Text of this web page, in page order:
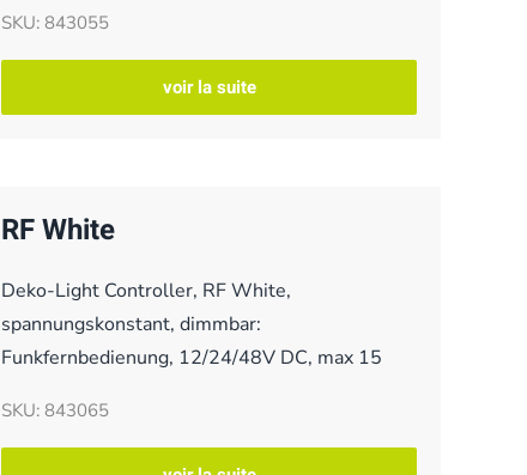
SKU: 843055
voir la suite
RF White
Deko-Light Controller, RF White,
spannungskonstant, dimmbar:
Funkfernbedienung, 12/24/48V DC, max 15
SKU: 843065